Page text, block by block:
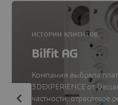
ИСТОРИИ КЛИЕНТОВ
Bilfit AG
Компания выбрала
3DEXPERIENCE от
частности, отраслевое